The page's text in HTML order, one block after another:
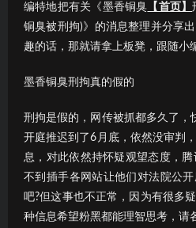
编特地把有关《墨香铜臭 【首页】
铜臭被刑拘)》的消息整理并分享
趣的话，那就请拿上板凳，跟随小
墨香铜臭刑拘真的假的
刑拘是假的，网传被抓都多久了，
开庭推迟到了6月底，依然没审判
息，对此依然持怀疑观望态度，
不到插手各网站让他们对法院公
吧?但这事也不正常，因为有很多
种信息希望粉黑都能理智思考，请